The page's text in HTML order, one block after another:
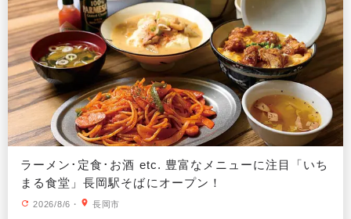
ラーメン･定食･お酒 etc. 豊富なメニューに注目「いち
まる食堂」長岡駅そばにオープン！
2026/8/6 ・ 長岡市